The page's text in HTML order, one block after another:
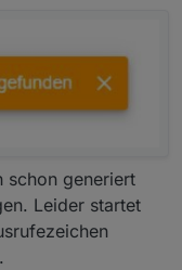
schon generiert
Leider startet